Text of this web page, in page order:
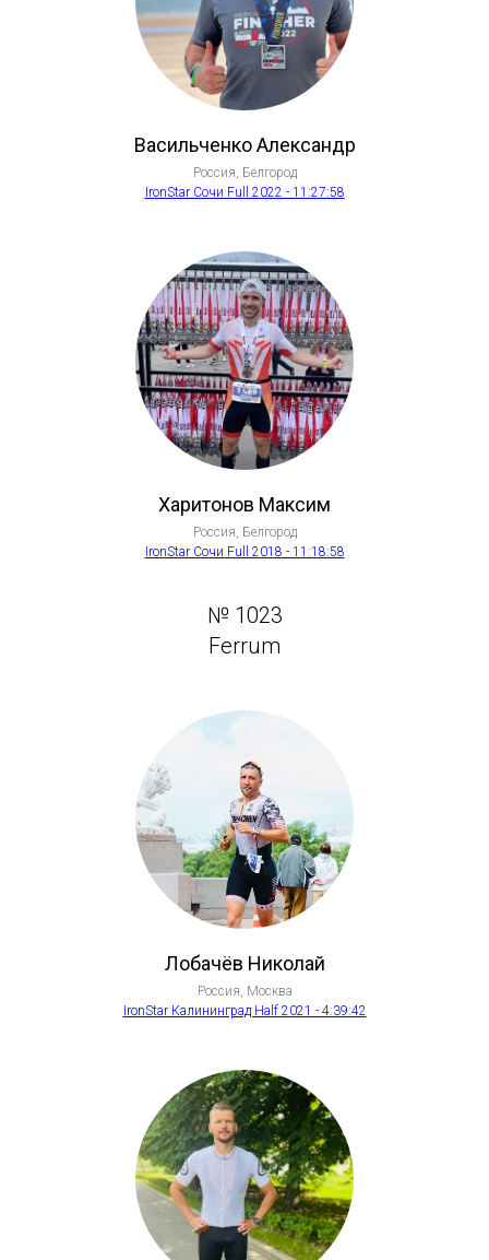
Васильченко Александр
Россия, Белгород
IronStar Сочи Full 2022 - 11:27:58
Харитонов Максим
Россия, Белгород
IronStar Сочи Full 2018 - 11:18:58
№ 1023
Ferrum
Лобачёв Николай
Россия, Москва
IronStar Калининград Half 2021 - 4:39:42